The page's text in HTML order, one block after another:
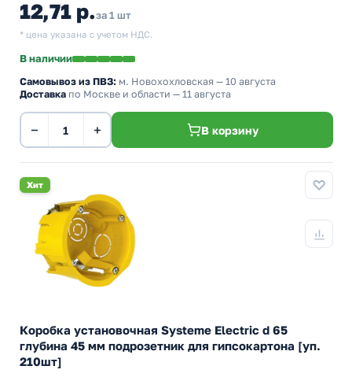
12,71 р.за 1 шт
* цена указана с учетом НДС.
В наличии
Самовывоз из ПВЗ: м. Новохохловская — 10 августа
Доставка по Москве и области — 11 августа
− + В корзину
Хит
Коробка установочная Systeme Electric d 65
глубина 45 мм подрозетник для гипсокартона [уп.
210шт]